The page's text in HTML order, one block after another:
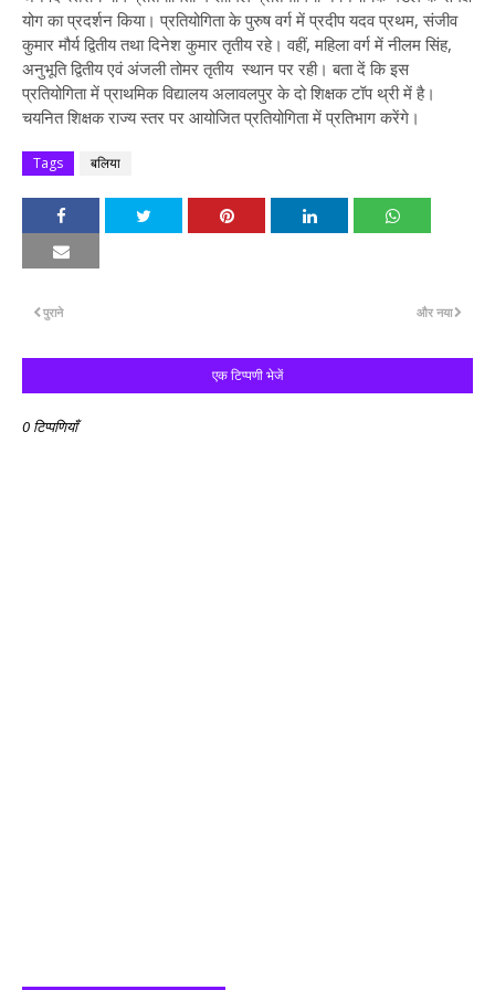
योग का प्रदर्शन किया। प्रतियोगिता के पुरुष वर्ग में प्रदीप यदव प्रथम, संजीव
कुमार मौर्य द्वितीय तथा दिनेश कुमार तृतीय रहे। वहीं, महिला वर्ग में नीलम सिंह,
अनुभूति द्वितीय एवं अंजली तोमर तृतीय स्थान पर रही। बता दें कि इस
प्रतियोगिता में प्राथमिक विद्यालय अलावलपुर के दो शिक्षक टॉप थ्री में है।
चयनित शिक्षक राज्य स्तर पर आयोजित प्रतियोगिता में प्रतिभाग करेंगे।
Tags बलिया
और नया
पुराने
एक टिप्पणी भेजें
0 टिप्पणियाँ